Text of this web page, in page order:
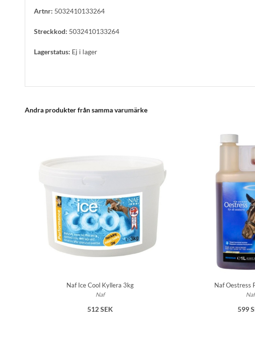
Artnr: 5032410133264
Streckkod: 5032410133264
Lagerstatus: Ej i lager
Andra produkter från samma varumärke
Naf Ice Cool Kyllera 3kg
Naf
512 SEK
Naf Oestress
Naf
599